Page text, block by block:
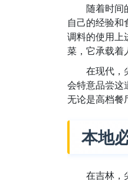
随着时间
自己的经验
调料的使用上
菜，它承载着
在现代，
会特意品尝这
无论是高档餐
本地
在吉林，